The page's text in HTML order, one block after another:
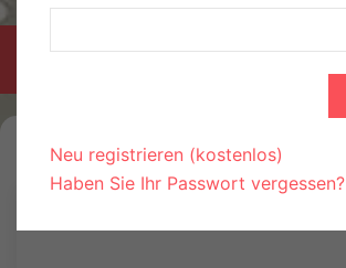
PRAXISBÖRSE
Neu registrieren (kostenlos)
Haben Sie Ihr Passwort vergessen?